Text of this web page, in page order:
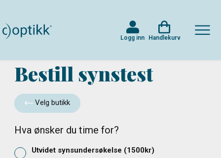
Logg inn Handlekurv
Bestill synstest
Velg butikk
Hva ønsker du time for?
Utvidet synsundersøkelse (1500kr)